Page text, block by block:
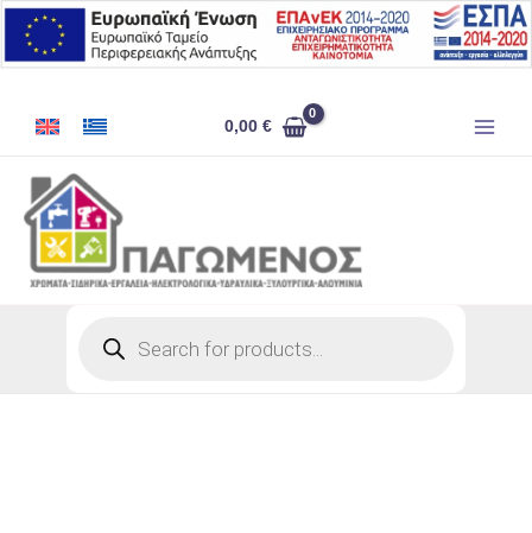
Μετάβαση
στο
περιεχόμενο
0,00€
ΑΝΟΞΕΙΔΩΤΟΥ
ΜΟΝΟ
ποσότητα